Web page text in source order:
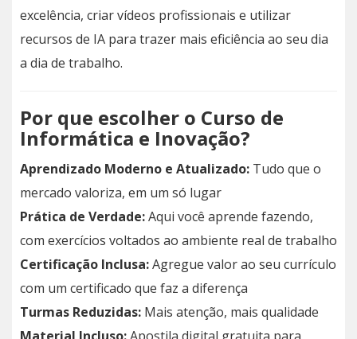
excelência, criar vídeos profissionais e utilizar
recursos de IA para trazer mais eficiência ao seu dia
a dia de trabalho.
Por que escolher o Curso de
Informática e Inovação?
Aprendizado Moderno e Atualizado: Tudo que o
mercado valoriza, em um só lugar
Prática de Verdade:Aqui você aprende fazendo,
com exercícios voltados ao ambiente real de trabalho
Certificação Inclusa:Agregue valor ao seu currículo
com um certificado que faz a diferença
Turmas Reduzidas: Mais atenção, mais qualidade